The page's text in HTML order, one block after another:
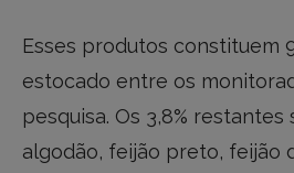
Esses produtos constituem
estocado entre os
pesquisa. Os 3,8%
algodão, feijão preto, feijão